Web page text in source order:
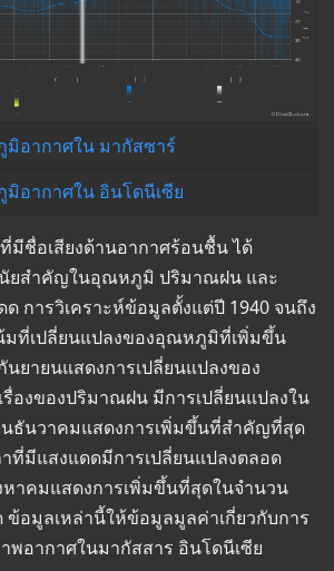
มิอากาศใน มากัสซาร์
มิอากาศใน อินโดนีเซีย
มีชื่อเสียงด้านอากาศร้อนชื้น ได้
นัยสำคัญในอุณหภูมิ ปริมาณฝน และ
ด การวิเคราะห์ข้อมูลตั้งแต่ปี 1940 จนถึง
มที่เปลี่ยนแปลงของอุณหภูมิที่เพิ่มขึ้น
ยายนแสดงการเปลี่ยนแปลงของ
องของปริมาณฝน มีการเปลี่ยนแปลงใน
นธันวาคมแสดงการเพิ่มขึ้นที่สำคัญที่สุด
ที่มีแสงแดดมีการเปลี่ยนแปลงตลอด
หาคมแสดงการเพิ่มขึ้นที่สุดในจำนวน
ข้อมูลเหล่านี้ให้ข้อมูลมูลค่าเกี่ยวกับการ
พอากาศในมากัสสาร อินโดนีเซีย